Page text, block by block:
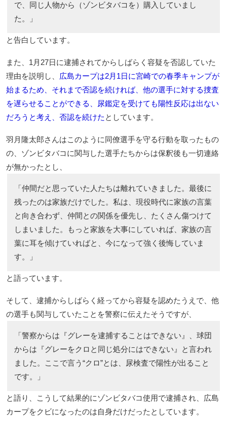
で、同じ人物から（ゾンビタバコを）購入していまし
た。」
と告白しています。
また、1月27日に逮捕されてからしばらく容疑を否認していた
理由を説明し、 広島カープは2月1日に宮崎での春季キャンプが
始まるため、それまで否認を続ければ、他の選手に対する捜査
を遅らせることができる、尿鑑定を受けても陽性反応は出ない
だろうと考え、否認を続けた としています。
羽月隆太郎さんはこのように同僚選手を守る行動を取ったもの
の、ゾンビタバコに関与した選手たちからは保釈後も一切連絡
が無かったとし、
「仲間だと思っていた人たちは離れていきました。最後に
残ったのは家族だけでした。私は、現役時代に家族の言葉
と向き合わず、仲間との関係を優先し、たくさん傷つけて
しまいました。もっと家族を大事にしていれば、家族の言
葉に耳を傾けていればと、今になって強く後悔していま
す。」
と語っています。
そして、逮捕からしばらく経ってから容疑を認めたうえで、他
の選手も関与していたことを警察に伝えたそうですが、
「警察からは『グレーを逮捕することはできない』、球団
からは『グレーをクロと同じ処分にはできない』と言われ
ました。ここで言う“クロ”とは、尿検査で陽性が出ること
です。」
と語り、こうして結果的にゾンビタバコ使用で逮捕され、広島
カープをクビになったのは自身だけだったとしています。